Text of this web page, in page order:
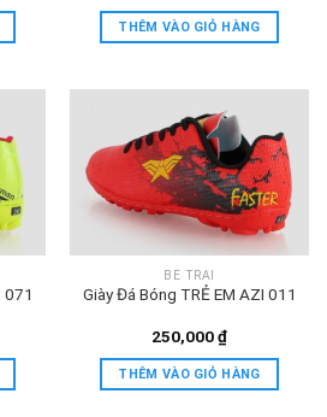
THÊM VÀO GIỎ HÀNG
071
BÉ TRAI
Giày Đá Bóng TRẺ EM AZI 011
250,000₫
THÊM VÀO GIỎ HÀNG